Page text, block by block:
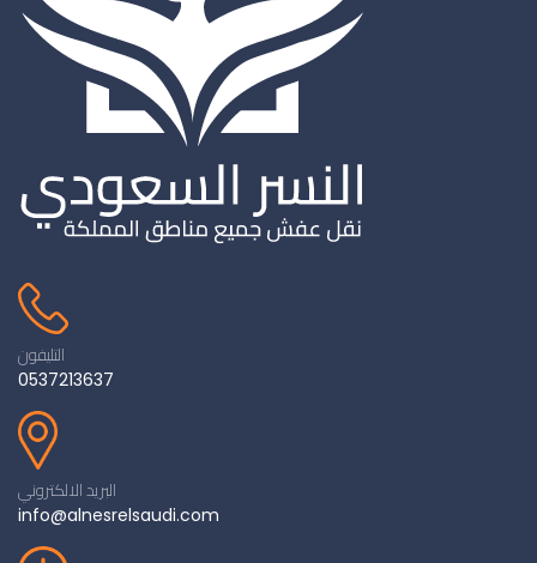
التليفون
0537213637
البريد الالكتروني
info@alnesrelsaudi.com